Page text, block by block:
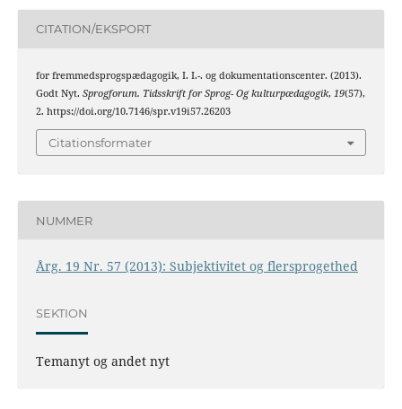
CITATION/EKSPORT
for fremmedsprogspædagogik, I. I.-. og dokumentationscenter. (2013).
Godt Nyt. Sprogforum. Tidsskrift for Sprog- Og kulturpædagogik, 19(57),
2. https://doi.org/10.7146/spr.v19i57.26203
Citationsformater
NUMMER
Årg. 19 Nr. 57 (2013): Subjektivitet og flersprogethed
SEKTION
Temanyt og andet nyt